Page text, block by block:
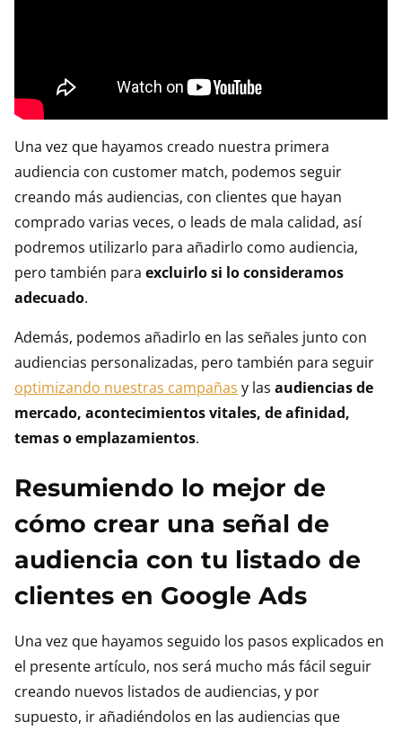
Una vez que hayamos creado nuestra primera
audiencia con customer match, podemos seguir
creando más audiencias, con clientes que hayan
comprado varias veces, o leads de mala calidad, así
podremos utilizarlo para añadirlo como audiencia,
pero también para excluirlo si lo consideramos
adecuado.
Además, podemos añadirlo en las señales junto con
audiencias personalizadas, pero también para seguir
optimizando nuestras campañas y las audiencias de
mercado, acontecimientos vitales, de afinidad,
temas o emplazamientos.
Resumiendo lo mejor de
cómo crear una señal de
audiencia con tu listado de
clientes en Google Ads
Una vez que hayamos seguido los pasos explicados en
el presente artículo, nos será mucho más fácil seguir
creando nuevos listados de audiencias, y por
supuesto, ir añadiéndolos en las audiencias que